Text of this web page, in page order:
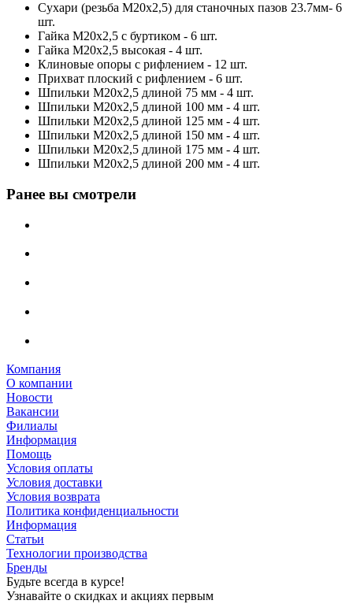
Сухари (резьба М20х2,5) для станочных пазов 23.7мм- 6
шт.
Гайка М20х2,5 с буртиком - 6 шт.
Гайка М20х2,5 высокая - 4 шт.
Клиновые опоры с рифлением - 12 шт.
Прихват плоский с рифлением - 6 шт.
Шпильки М20х2,5 длиной 75 мм - 4 шт.
Шпильки М20х2,5 длиной 100 мм - 4 шт.
Шпильки М20х2,5 длиной 125 мм - 4 шт.
Шпильки М20х2,5 длиной 150 мм - 4 шт.
Шпильки М20х2,5 длиной 175 мм - 4 шт.
Шпильки М20х2,5 длиной 200 мм - 4 шт.
Ранее вы смотрели
Компания
О компании
Новости
Вакансии
Филиалы
Информация
Помощь
Условия оплаты
Условия доставки
Условия возврата
Политика конфиденциальности
Информация
Статьи
Технологии производства
Бренды
Будьте всегда в курсе!
Узнавайте о скидках и акциях первым